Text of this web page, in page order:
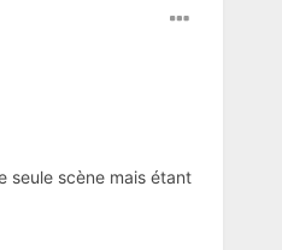
seule scène mais étant